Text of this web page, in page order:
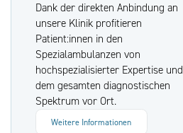
Dank der direkten Anbindung an
unsere Klinik profitieren
Patient:innen in den
Spezialambulanzen von
hochspezialisierter Expertise und
dem gesamten diagnostischen
Spektrum vor Ort.
Weitere Informationen